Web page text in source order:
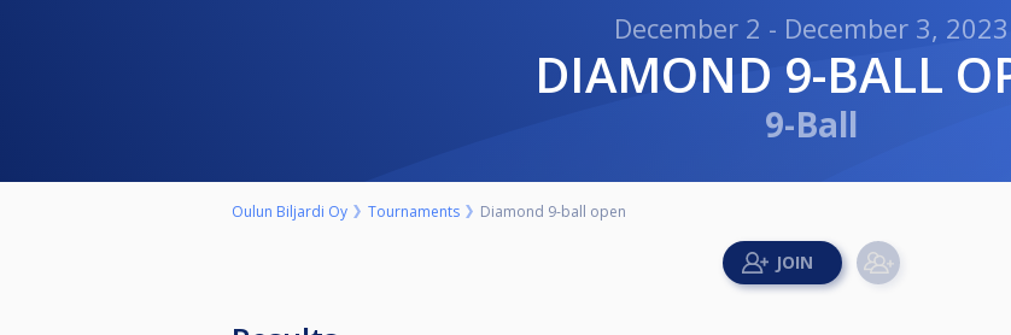
December 2 - December 3, 2023
DIAMOND 9-BALL
9-Ball
Oulun Biljardi Oy Tournaments Diamond 9-ball open